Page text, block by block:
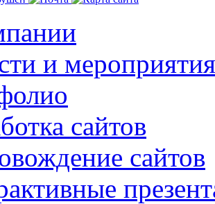
и мероприятия
сайтов
сайтов